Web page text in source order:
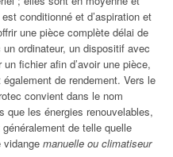
conditionné et d’aspiration et
une pièce complète délai de
ordinateur, un dispositif avec
fichier afin d’avoir une pièce,
de rendement. Vers le
convient dans le nom
que les énergies renouvelables,
de telle quelle
vidange manuelle ou climatiseur